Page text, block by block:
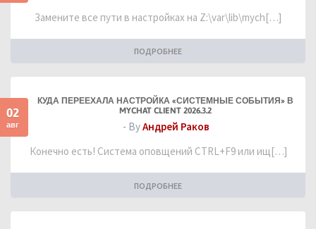
Замените все пути в настройках на Z:\var\lib\mych[…]
ПОДРОБНЕЕ
02
авг
КУДА ПЕРЕЕХАЛА НАСТРОЙКА «СИСТЕМНЫЕ СОБЫТИЯ» В
MYCHAT CLIENT 2026.3.2
- ByАндрей Раков
Конечно есть! Система оповщений CTRL+F9 или ищ[…]
ПОДРОБНЕЕ